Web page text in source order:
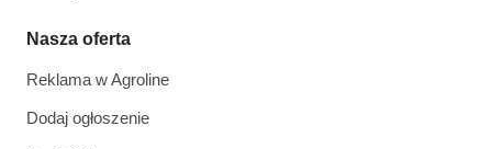
Nasza oferta
Reklama w Agroline
Dodaj ogłoszenie